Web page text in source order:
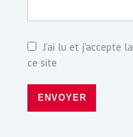
J’ai lu et j'accepte la
ce site
ENVOYER